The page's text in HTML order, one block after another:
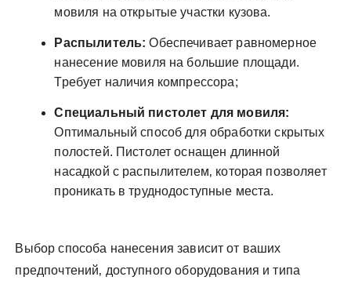
мовиля на открытые участки кузова.
Распылитель: Обеспечивает равномерное
нанесение мовиля на большие площади.
Требует наличия компрессора;
Специальный пистолет для мовиля:
Оптимальный способ для обработки скрытых
полостей. Пистолет оснащен длинной
насадкой с распылителем‚ которая позволяет
проникать в труднодоступные места.
Выбор способа нанесения зависит от ваших
предпочтений‚ доступного оборудования и типа